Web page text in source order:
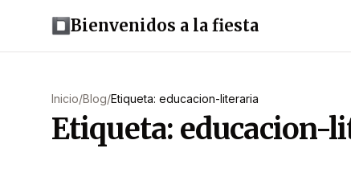
Bienvenidos a la fiesta
Inicio/Blog/Etiqueta: educacion-literaria
Etiqueta: educacion-